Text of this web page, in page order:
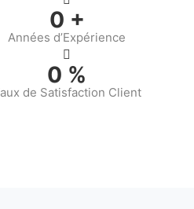
0 +
Années d’Expérience
0 %
de Satisfaction Client